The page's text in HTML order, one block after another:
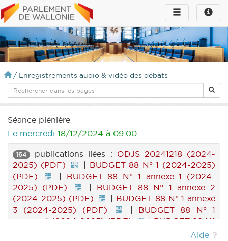
Toggle
infos
Toggle
navigation
/ Enregistrements audio & vidéo des débats
Séance plénière
Le mercredi 18/12/2024 à 09:00
164 publications liées : ODJS 20241218 (2024-
2025) (PDF)
| BUDGET 88 N° 1 (2024-2025)
(PDF)
| BUDGET 88 N° 1 annexe 1 (2024-
2025) (PDF)
| BUDGET 88 N° 1 annexe 2
(2024-2025) (PDF)
| BUDGET 88 N° 1 annexe
3 (2024-2025) (PDF)
| BUDGET 88 N° 1
annexe 4 (2024-2025) (PDF)
|BUDGET 88 N°
BUDGET 88
Aide